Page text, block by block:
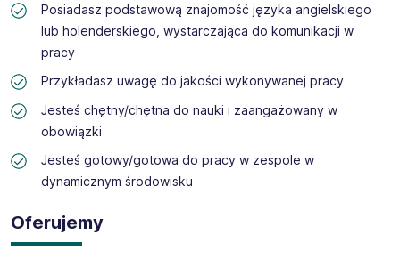
Posiadasz podstawową znajomość języka angielskiego
lub holenderskiego, wystarczająca do komunikacji w
pracy
Przykładasz uwagę do jakości wykonywanej pracy
Jesteś chętny/chętna do nauki i zaangażowany w
obowiązki
Jesteś gotowy/gotowa do pracy w zespole w
dynamicznym środowisku
Oferujemy